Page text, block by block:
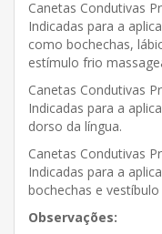
Canetas Condutivas
Indicadas para a
como bochechas,
estímulo frio
Canetas Condutivas
Indicadas para a
dorso da língua.
Canetas Condutivas
Indicadas para a
bochechas e vestíbulo
Observações: